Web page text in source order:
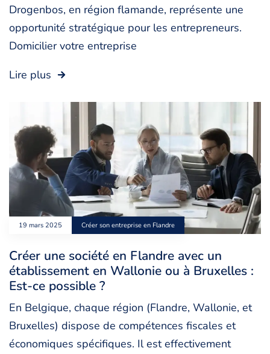
Drogenbos, en région flamande, représente une
opportunité stratégique pour les entrepreneurs.
Domicilier votre entreprise
Lire plus
19 mars 2025 Créer son entreprise en Flandre
Créer une société en Flandre avec un
établissement en Wallonie ou à Bruxelles :
Est-ce possible ?
En Belgique, chaque région (Flandre, Wallonie, et
Bruxelles) dispose de compétences fiscales et
économiques spécifiques. Il est effectivement